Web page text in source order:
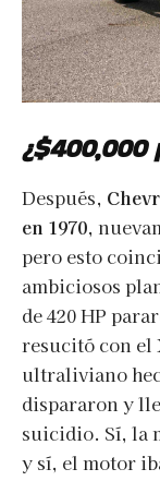
¿$400,000
Después,
en 1970,
pero esto
ambiciosos
de 420 HP
resucitó con el
ultraliviano
dispararon y
suicidio. Sí, la
y sí, el motor